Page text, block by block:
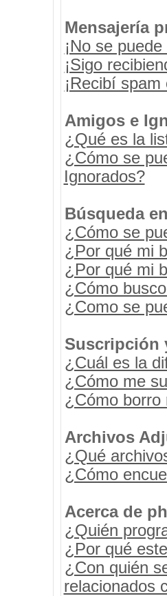
Mensajería
¡No se
¡Sigo
¡Recibí
Amigos e
¿Qué es la
¿Cómo se
Ignorados?
Búsqueda
¿Cómo se
¿Por qué mi
¿Por qué mi
¿Cómo
¿Como se
Suscripción
¿Cuál es la
¿Cómo me
¿Cómo borro
Archivos
¿Qué
¿Cómo
Acerca de
¿Quién
¿Por qué
¿Con quién
relacionados